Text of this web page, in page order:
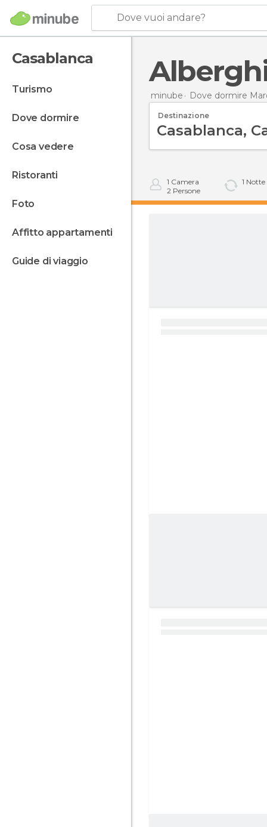
Dove vuoi andare?
Casablanca
turismo
dove dormire
cosa vedere
ristoranti
foto
affitto appartamenti
guide di viaggio
minube Dove dormire
Destinazione
1 Camera
2 Persone
1 Notte